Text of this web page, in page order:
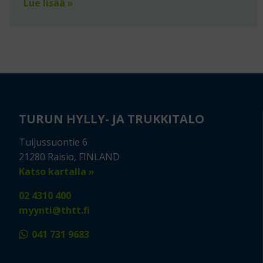
Lue lisää »
TURUN HYLLY- JA TRUKKITALO
Tuijussuontie 6
21280 Raisio, FINLAND
Katso kartalla »
02 4310 400
myynti@thtt.fi
041 731 9683